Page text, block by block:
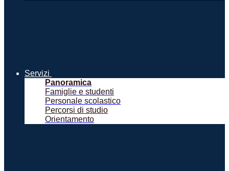
Servizi
Panoramica
Famiglie e studenti
Personale scolastico
Percorsi di studio
Orientamento